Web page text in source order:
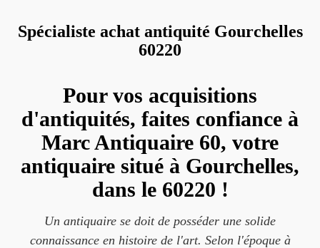
Spécialiste achat antiquité Gourchelles
60220
Pour vos acquisitions
d'antiquités, faites confiance à
Marc Antiquaire 60, votre
antiquaire situé à Gourchelles,
dans le 60220 !
Un antiquaire se doit de posséder une solide
connaissance en histoire de l'art. Selon l'époque à